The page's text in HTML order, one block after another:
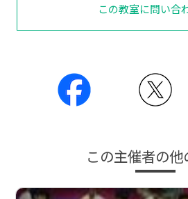
この教室に問い合
この主催者の